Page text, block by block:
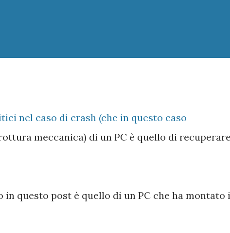
nel caso di crash (che in questo caso
meccanica) di un PC è quello di
questo post è quello di un PC che ha montato